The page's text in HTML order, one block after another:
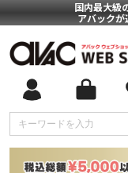
国内最大級
アバックが